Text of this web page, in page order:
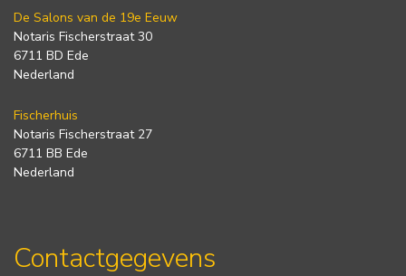
De Salons van de 19e Eeuw
Notaris Fischerstraat 30
6711 BD Ede
Nederland
Fischerhuis
Notaris Fischerstraat 27
6711 BB Ede
Nederland
Contactgegevens